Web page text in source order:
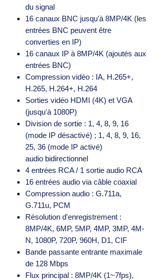
du signal
16 canaux BNC jusqu'à 8MP/4K (les
entrées BNC peuvent être
converties en IP)
16 canaux IP à 8MP/4K (ajoutés aux
entrées BNC)
Compression vidéo : IA, H.265+,
H.265, H.264+, H.264
Sorties vidéo HDMI (4K) et VGA
(jusqu'à 1080P)
Division de sortie : 1, 4, 8, 9, 16
(mode IP désactivé) ; 1, 4, 8, 9, 16,
25, 36 (mode IP activé)
audio bidirectionnel
4 entrées RCA / 1 sortie audio RCA
16 entrées audio via câble coaxial
Compression audio : G.711a,
G.711u, PCM
Résolution d'enregistrement :
8MP/4K, 6MP, 5MP, 4MP, 3MP, 4M-
N, 1080P, 720P, 960H, D1, CIF
Bande passante entrante maximale
de 128 Mbps
Flux principal : 8MP/4K (1~7fps),